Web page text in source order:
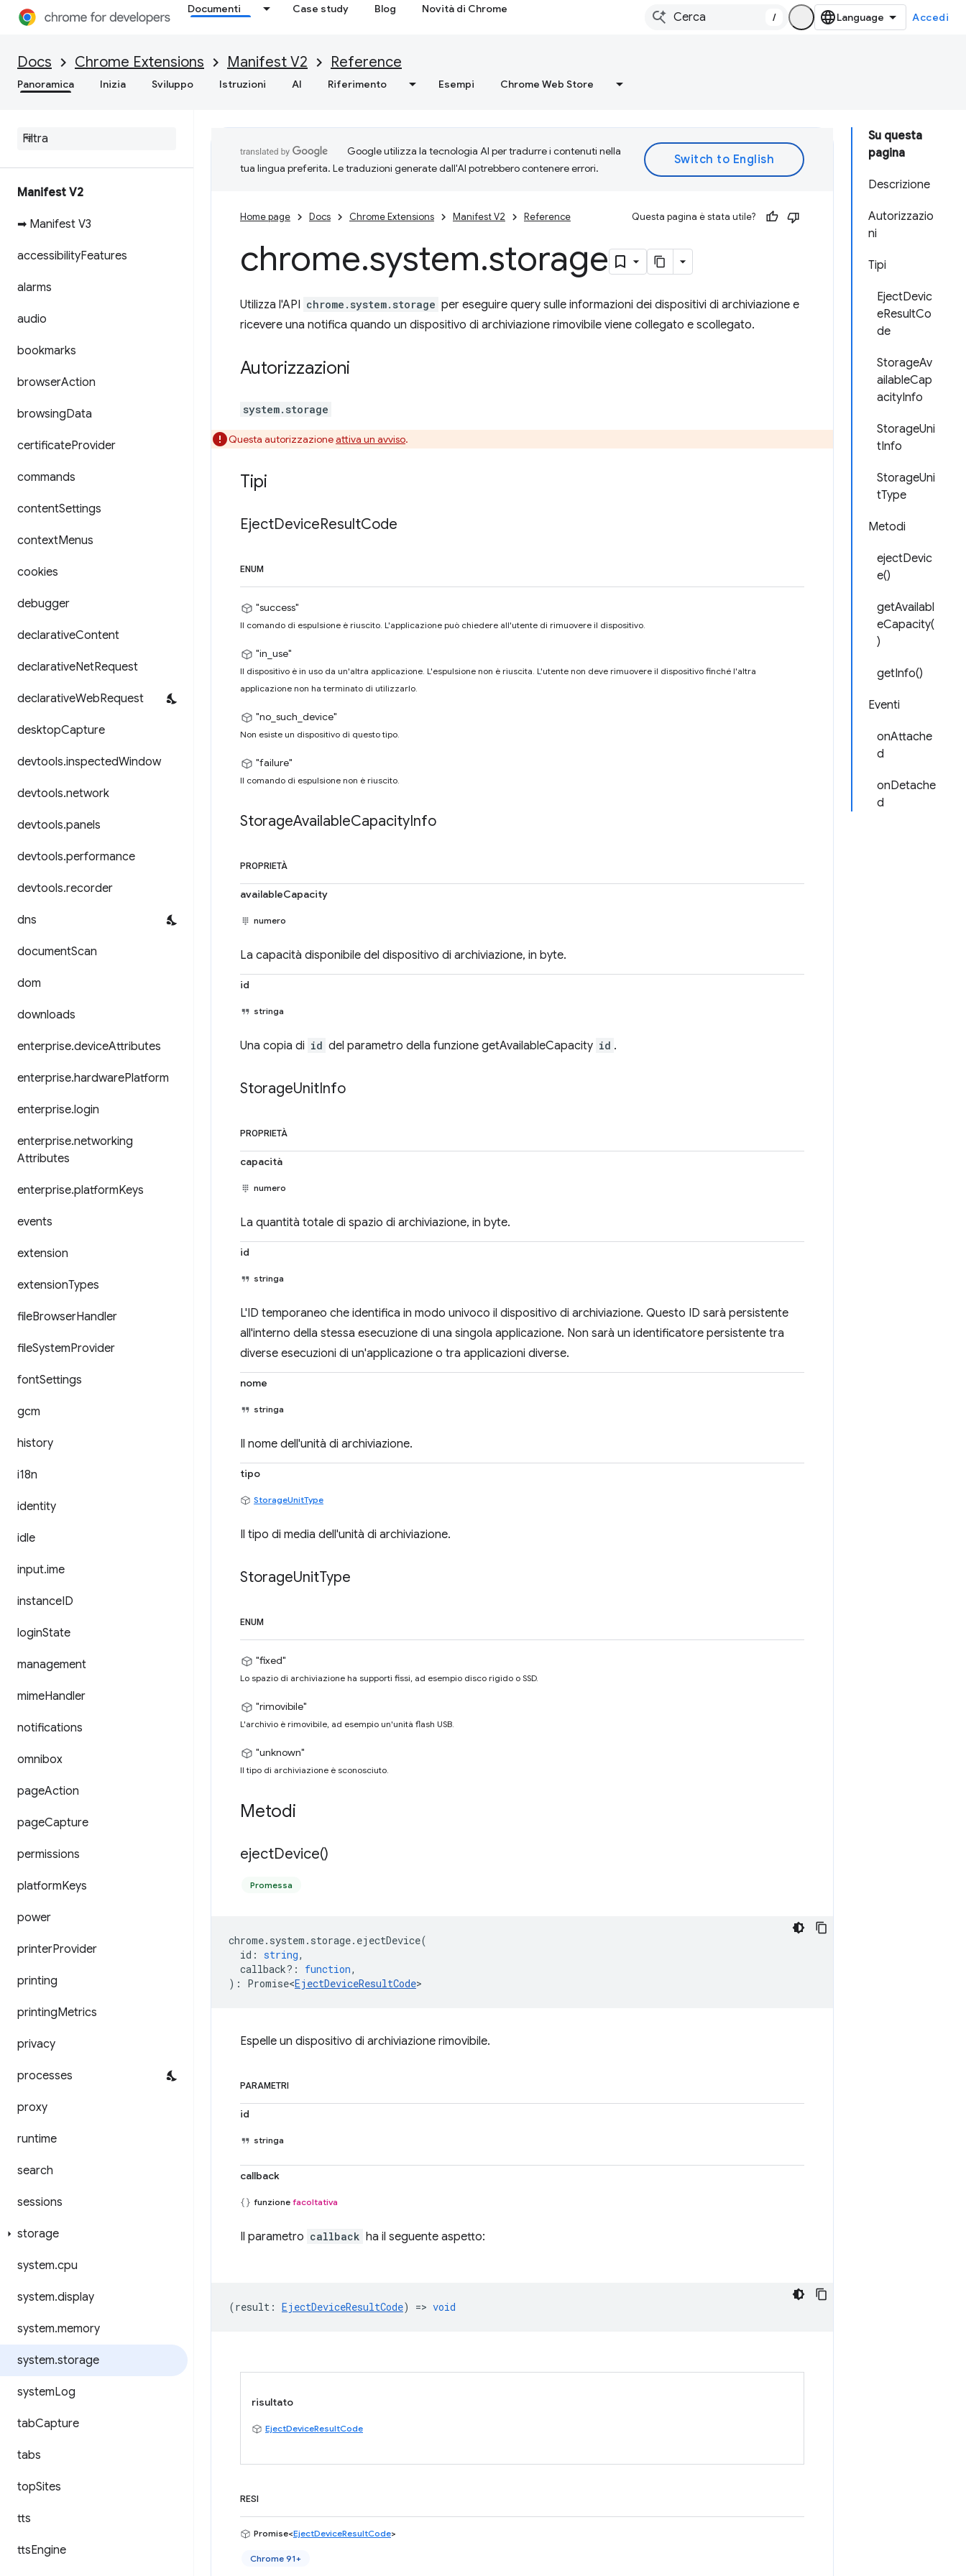
Documenti Case study Blog Novità di Chrome
/ Accedi
Docs Chrome Extensions Manifest V2 Reference
Panoramica Inizia Sviluppo Istruzioni AI Riferimento Esempi Chrome Web Store
Manifest V2
➡ Manifest V3
accessibilityFeatures
alarms
audio
bookmarks
browserAction
browsingData
certificateProvider
commands
contentSettings
contextMenus
cookies
debugger
declarativeContent
declarativeNetRequest
declarativeWebRequest
desktopCapture
devtools.inspectedWindow
devtools.network
devtools.panels
devtools.performance
devtools.recorder
dns
documentScan
dom
downloads
enterprise.deviceAttributes
enterprise.hardwarePlatform
enterprise.login
enterprise.networking
Attributes
enterprise.platformKeys
events
extension
extensionTypes
fileBrowserHandler
fileSystemProvider
fontSettings
gcm
history
i18n
identity
idle
input.ime
instanceID
loginState
management
mimeHandler
notifications
omnibox
pageAction
pageCapture
permissions
platformKeys
power
printerProvider
printing
printingMetrics
privacy
processes
proxy
runtime
search
sessions
storage
system.cpu
system.display
system.memory
system.storage
systemLog
tabCapture
tabs
topSites
tts
ttsEngine
Su questa
pagina
Descrizione
Autorizzazio
ni
Tipi
EjectDevic
eResultCo
de
StorageAv
ailableCap
acityInfo
StorageUni
tInfo
StorageUni
tType
Metodi
ejectDevic
e()
getAvailabl
eCapacity(
)
getInfo()
Eventi
onAttache
d
onDetache
d
Google utilizza la tecnologia AI per tradurre i contenuti nella
tua lingua preferita. Le traduzioni generate dall'AI potrebbero contenere errori.
Home page Docs Chrome Extensions Manifest V2 Reference Questa pagina è stata utile?
chrome.system.storage
Utilizza l'API chrome.system.storage per eseguire query sulle informazioni dei dispositivi di archiviazione e
ricevere una notifica quando un dispositivo di archiviazione rimovibile viene collegato e scollegato.
Autorizzazioni
system.storage
Questa autorizzazioneattiva un avviso.
Tipi
EjectDeviceResultCode
ENUM
"success"
Il comando di espulsione è riuscito. L'applicazione può chiedere all'utente di rimuovere il dispositivo.
"in_use"
Il dispositivo è in uso da un'altra applicazione. L'espulsione non è riuscita. L'utente non deve rimuovere il dispositivo finché l'altra
applicazione non ha terminato di utilizzarlo.
"no_such_device"
Non esiste un dispositivo di questo tipo.
"failure"
Il comando di espulsione non è riuscito.
StorageAvailableCapacityInfo
PROPRIETÀ
availableCapacity
numero
La capacità disponibile del dispositivo di archiviazione, in byte.
id
stringa
Una copia di id del parametro della funzione getAvailableCapacity id .
StorageUnitInfo
PROPRIETÀ
capacità
numero
La quantità totale di spazio di archiviazione, in byte.
id
stringa
L'ID temporaneo che identifica in modo univoco il dispositivo di archiviazione. Questo ID sarà persistente
all'interno della stessa esecuzione di una singola applicazione. Non sarà un identificatore persistente tra
diverse esecuzioni di un'applicazione o tra applicazioni diverse.
nome
stringa
Il nome dell'unità di archiviazione.
tipo
StorageUnitType
Il tipo di media dell'unità di archiviazione.
StorageUnitType
ENUM
"fixed"
Lo spazio di archiviazione ha supporti fissi, ad esempio disco rigido o SSD.
"rimovibile"
L'archivio è rimovibile, ad esempio un'unità flash USB.
"unknown"
Il tipo di archiviazione è sconosciuto.
Metodi
ejectDevice()
Promessa
chrome. system . storage. ejectDevice(
id : string,
callback? : function,
) : Promise<EjectDeviceResultCode>
Espelle un dispositivo di archiviazione rimovibile.
PARAMETRI
id
stringa
callback
funzione facoltativa
Il parametro callback ha il seguente aspetto:
(result : EjectDeviceResultCode) => void
risultato
EjectDeviceResultCode
RESI
Promise<EjectDeviceResultCode>
Chrome 91+